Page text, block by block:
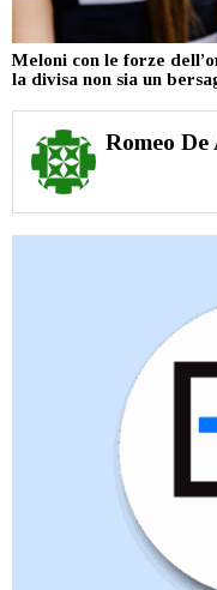
Meloni con le forze
la divisa non sia un
Romeo De